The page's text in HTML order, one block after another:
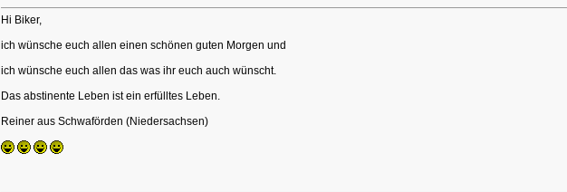
Hi Biker,
ich wünsche euch allen einen schönen guten Morgen und
ich wünsche euch allen das was ihr euch auch wünscht.
Das abstinente Leben ist ein erfülltes Leben.
Reiner aus Schwaförden (Niedersachsen)